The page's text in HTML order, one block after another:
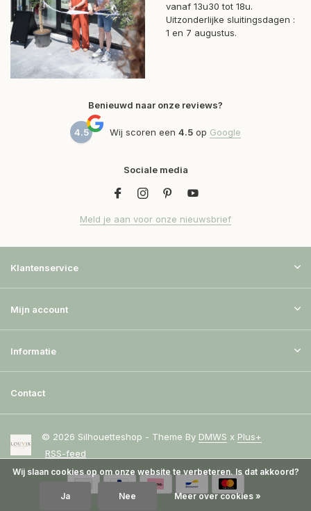
vanaf 13u30 tot 18u.
Uitzonderlijke sluitingsdagen :
1 en 7 augustus.
Benieuwd naar onze reviews?
4.5 Wij scoren een 4.5 op Google
Sociale media
Meld je aan voor onze nieuwsbrief
Klantenservice
Mijn account
Informatie
Contact
© 2026 Silhouetteshop - Theme By DMWS x Plus+
RSS-feed
Wij slaan cookies op om onze website te verbeteren. Is dat akkoord?
Ja Nee Meer over cookies »